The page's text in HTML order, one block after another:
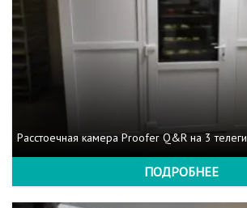
Расстоечная камера Proofer Q&R на 3 телеги
ПОДРОБНЕЕ